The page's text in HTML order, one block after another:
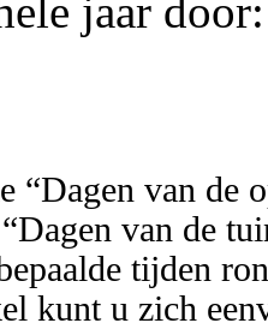
jaar
“Dagen van de
van de
tijden
kunt u zich